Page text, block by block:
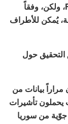
في سوريا، صدرت التذاكر عبر صفحة Freebird، ولكن، وفقاً
يُمكن للأطراف
التحقيق حول
مراراً بيانات من
يحملون تأشيرات
من سوريا